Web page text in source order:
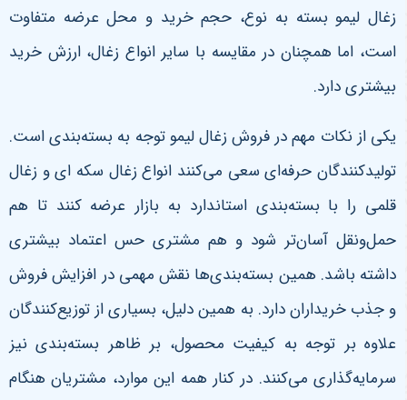
زغال لیمو بسته به نوع، حجم خرید و محل عرضه متفاوت
است، اما همچنان در مقایسه با سایر انواع زغال، ارزش خرید
بیشتری دارد.
یکی از نکات مهم در فروش زغال لیمو توجه به بسته‌بندی است.
تولیدکنندگان حرفه‌ای سعی می‌کنند انواع زغال سکه ای و زغال
قلمی را با بسته‌بندی استاندارد به بازار عرضه کنند تا هم
حمل‌ونقل آسان‌تر شود و هم مشتری حس اعتماد بیشتری
داشته باشد. همین بسته‌بندی‌ها نقش مهمی در افزایش فروش
و جذب خریداران دارد. به همین دلیل، بسیاری از توزیع‌کنندگان
علاوه بر توجه به کیفیت محصول، بر ظاهر بسته‌بندی نیز
سرمایه‌گذاری می‌کنند. در کنار همه این موارد، مشتریان هنگام